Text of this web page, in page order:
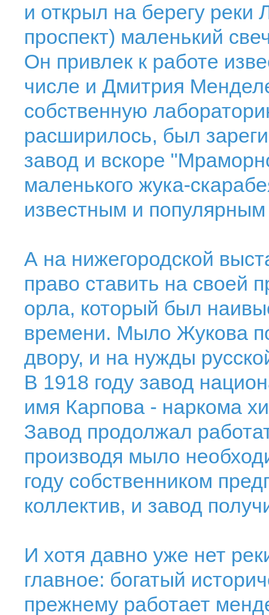
и открыл на берегу реки
проспект) маленький
Он привлек к работе
числе и Дмитрия
собственную
расширилось, был
завод и вскоре
маленького жука-
известным и
А на нижегородской
право ставить на своей
орла, который был
времени. Мыло Жукова
двору, и на нужды
В 1918 году завод
имя Карпова - наркома
Завод продолжал
производя мыло
году собственником
коллектив, и завод
И хотя давно уже нет
главное: богатый
прежнему работает